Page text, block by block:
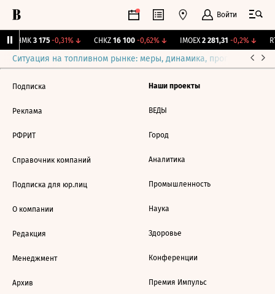
Войти
CHMK 3 175 -0,31%↓ CHKZ 16 100 -0,62%↓ IMOEX 2 281,31 -0,2%↓
Ситуация на топливном рынке: меры, динамика, прогнозы
Подписка
Реклама
РФРИТ
Справочник компаний
Подписка для юр.лиц
О компании
Редакция
Менеджмент
Архив
Наши проекты
ВЕДЫ
Город
Аналитика
Промышленность
Наука
Здоровье
Конференции
Премия Импульс